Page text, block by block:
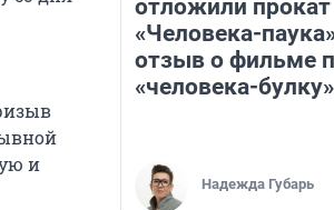
и
отложили прокат
«Человека-
отзыв о фильме
«человека-булку»
Надежда Губарь